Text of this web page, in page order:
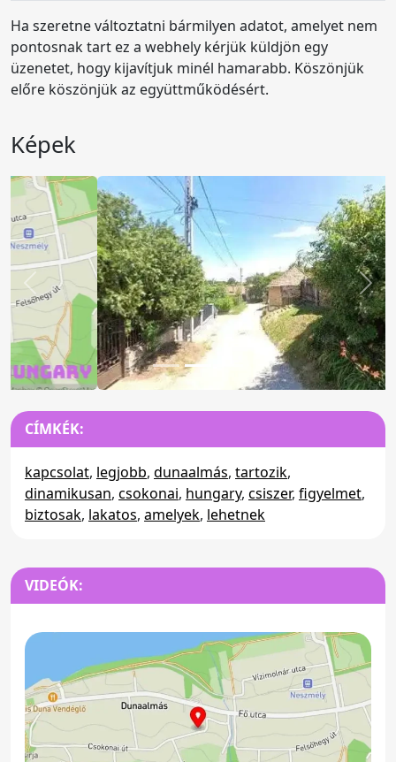
Ha szeretne változtatni bármilyen adatot, amelyet nem
pontosnak tart ez a webhely kérjük küldjön egy
üzenetet, hogy kijavítjuk minél hamarabb. Köszönjük
előre köszönjük az együttműködésért.
Képek
Előző
CÍMKÉK:
kapcsolat, legjobb, dunaalmás, tartozik,
dinamikusan, csokonai, hungary, csiszer, figyelmet,
biztosak, lakatos, amelyek, lehetnek
VIDEÓK: